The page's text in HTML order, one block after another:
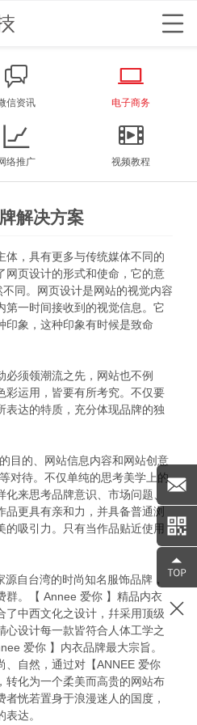
信资讯 电子商务
络推广 视频教程
解决方案
，具有更多与传统媒体不同的
网页设计的形式和使命，它的意
不同。网页设计是网站的视觉内容
第一时间接收到的视觉信息。它
印象，这种印象有时候是致命
须领潮流之先，网站也不例
彩运用，皆要有所考究。不仅要
表达的特质，充分体现品牌的独
的、网站信息内容和网站创意
对待。不仅单纯的思考美学上的
来思考品牌意识、市场问题、
品更具有亲和力，并具备普通浏
的吸引力。只有当作品贴近使用
自台湾的时尚知名服饰品牌，
群。【 Annee 爱你 】精品内衣
了中西文化之设计，幷采用顶级
心设计每一款皆符合人体工学之
爱你 】内衣品牌最大宗旨。
、自然，通过对【ANNEE 爱你
转化为一个柔美而高贵的网站布
恍若置身于浪漫迷人的国度，
达。